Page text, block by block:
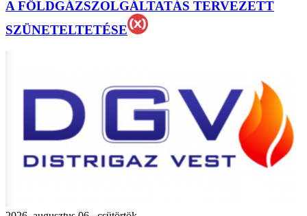
A FÖLDGÁZSZOLGÁLTATÁS TERVEZETT
SZÜNETELTETÉSE